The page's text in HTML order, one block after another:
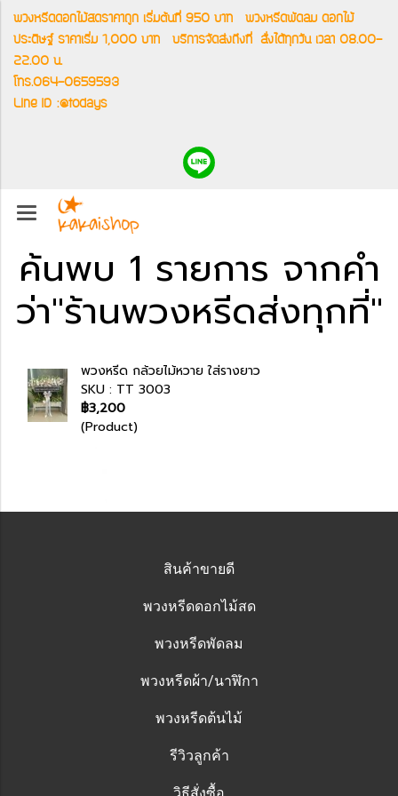
พวงหรีดดอกไม้สดราคาถูก เริ่มต้นที่ 950 บาท พวงหรีดพัดลม ดอกไม้
ประดิษฐ์ ราคาเริ่ม 1,000 บาท บริการจัดส่งถึงที่ สั่งได้ทุกวัน เวลา 08.00-
22.00 น.
โทร.064-0659593
Line ID :@todays
ค้นพบ 1 รายการ จากคำ
ว่า"ร้านพวงหรีดส่งทุกที่"
พวงหรีด กล้วยไม้หวาย ใส่รางยาว
SKU : TT 3003
฿3,200
(Product)
สินค้าขายดี
พวงหรีดดอกไม้สด
พวงหรีดพัดลม
พวงหรีดผ้า/นาฬิกา
พวงหรีดต้นไม้
รีวิวลูกค้า